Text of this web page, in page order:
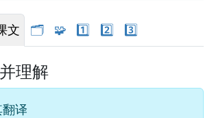
文 🗂️ 🧩 1️⃣ 2️⃣ 3️⃣
理解
译